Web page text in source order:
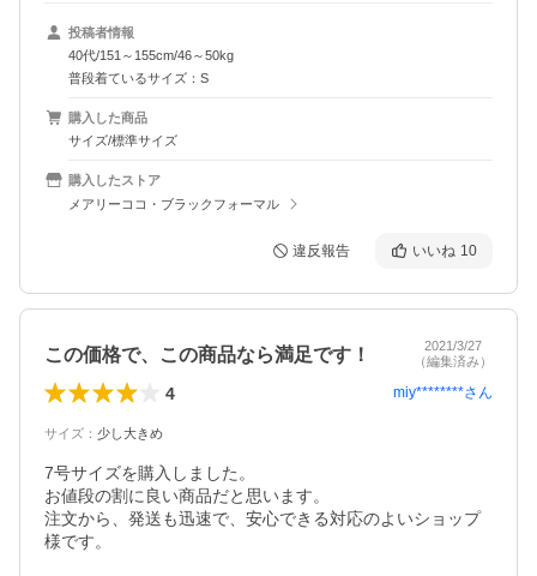
投稿者情報
40代/151～155cm/46～50kg
普段着ているサイズ：S
購入した商品
サイズ/標準サイズ
購入したストア
メアリーココ・ブラックフォーマル
違反報告 いいね 10
この価格で、この商品なら満足です！
2021/3/27
（編集済み）
4 miy********さん
サイズ ： 少し大きめ
7号サイズを購入しました。
お値段の割に良い商品だと思います。
注文から、発送も迅速で、安心できる対応のよいショップ
様です。